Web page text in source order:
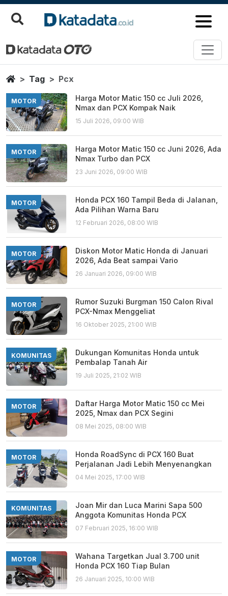
Pcx
Berita Terbaru
HomeTag Pcx
MOTOR
Harga Motor Matic 150 cc Juli 2026,
Nmax dan PCX Kompak Naik
15 Juli 2026, 09:00 WIB
MOTOR
Harga Motor Matic 150 cc Juni 2026, Ada
Nmax Turbo dan PCX
23 Juni 2026, 09:00 WIB
MOTOR
Honda PCX 160 Tampil Beda di Jalanan,
Ada Pilihan Warna Baru
12 Februari 2026, 08:00 WIB
MOTOR
Diskon Motor Matic Honda di Januari
2026, Ada Beat sampai Vario
26 Januari 2026, 09:00 WIB
MOTOR
Rumor Suzuki Burgman 150 Calon Rival
PCX-Nmax Menggeliat
16 Oktober 2025, 21:00 WIB
KOMUNITAS
Dukungan Komunitas Honda untuk
Pembalap Tanah Air
19 Juli 2025, 21:02 WIB
MOTOR
Daftar Harga Motor Matic 150 cc Mei
2025, Nmax dan PCX Segini
08 Mei 2025, 08:00 WIB
MOTOR
Honda RoadSync di PCX 160 Buat
Perjalanan Jadi Lebih Menyenangkan
04 Mei 2025, 17:00 WIB
KOMUNITAS
Joan Mir dan Luca Marini Sapa 500
Anggota Komunitas Honda PCX
07 Februari 2025, 16:00 WIB
MOTOR
Wahana Targetkan Jual 3.700 unit
Honda PCX 160 Tiap Bulan
26 Januari 2025, 10:00 WIB